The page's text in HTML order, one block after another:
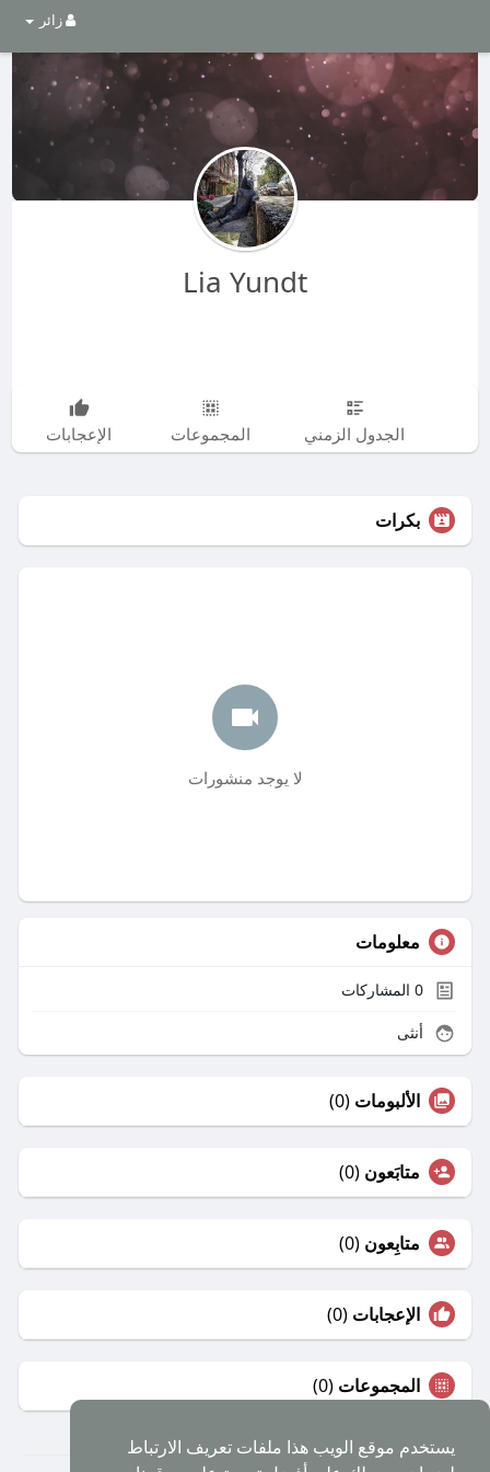
يستخدم موقع الويب هذا ملفات تعريف الارتباط
زائر
Lia Yundt
الجدول الزمني المجموعات الإعجابات
بكرات
لا يوجد منشورات
معلومات
0المشاركات
أنثى
الألبومات (0)
متابَعون (0)
متابِعون (0)
الإعجابات (0)
المجموعات (0)